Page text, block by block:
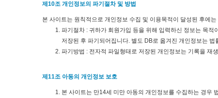
제10조 개인정보의 파기절차 및 방법
본 사이트는 원칙적으로 개인정보 수집 및 이용목적이 달성된 후에
파기절차 : 귀하가 회원가입 등을 위해 입력하신 정보는 목
저장된 후 파기되어집니다. 별도 DB로 옮겨진 개인정보는
파기방법 : 전자적 파일형태로 저장된 개인정보는 기록을 재
제11조 아동의 개인정보 보호
본 사이트는 만14세 미만 아동의 개인정보를 수집하는 경우